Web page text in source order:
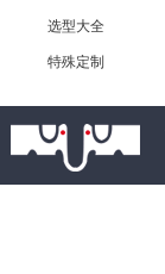
选型大全
特殊定制